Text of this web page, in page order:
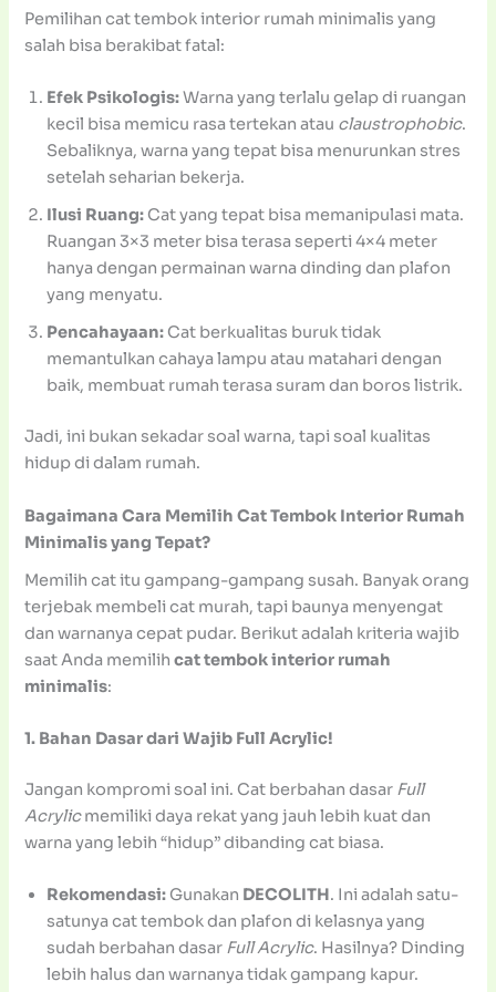
Pemilihan cat tembok interior rumah minimalis yang
salah bisa berakibat fatal:
Efek Psikologis:Warna yang terlalu gelap di ruangan
kecil bisa memicu rasa tertekan atau claustrophobic.
Sebaliknya, warna yang tepat bisa menurunkan stres
setelah seharian bekerja.
Ilusi Ruang: Cat yang tepat bisa memanipulasi mata.
Ruangan 3×3 meter bisa terasa seperti 4×4 meter
hanya dengan permainan warna dinding dan plafon
yang menyatu.
Pencahayaan: Cat berkualitas buruk tidak
memantulkan cahaya lampu atau matahari dengan
baik, membuat rumah terasa suram dan boros listrik.
Jadi, ini bukan sekadar soal warna, tapi soal kualitas
hidup di dalam rumah.
Bagaimana Cara Memilih Cat Tembok Interior Rumah
Minimalis yang Tepat?
Memilih cat itu gampang-gampang susah. Banyak orang
terjebak membeli cat murah, tapi baunya menyengat
dan warnanya cepat pudar. Berikut adalah kriteria wajib
saat Anda memilihcat tembok interior rumah
minimalis:
1. Bahan Dasar dari Wajib Full Acrylic!
Jangan kompromi soal ini. Cat berbahan dasar Full
Acrylicmemiliki daya rekat yang jauh lebih kuat dan
warna yang lebih “hidup” dibanding cat biasa.
Rekomendasi: Gunakan DECOLITH. Ini adalah satu-
satunya cat tembok dan plafon di kelasnya yang
sudah berbahan dasar Full Acrylic. Hasilnya? Dinding
lebih halus dan warnanya tidak gampang kapur.